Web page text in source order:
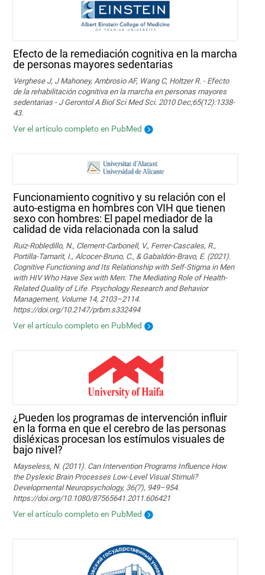
Efecto de la remediación cognitiva en la marcha
de personas mayores sedentarias
Verghese J, J Mahoney, Ambrosio AF, Wang C, Holtzer R. - Efecto
de la rehabilitación cognitiva en la marcha en personas mayores
sedentarias - J Gerontol A Biol Sci Med Sci. 2010 Dec;65(12):1338-
43.
Ver el artículo completo en PubMed
Funcionamiento cognitivo y su relación con el
auto-estigma en hombres con VIH que tienen
sexo con hombres: El papel mediador de la
calidad de vida relacionada con la salud
Ruiz-Robledillo, N., Clement-Carbonell, V., Ferrer-Cascales, R.,
Portilla-Tamarit, I., Alcocer-Bruno, C., & Gabaldón-Bravo, E. (2021).
Cognitive Functioning and Its Relationship with Self-Stigma in Men
with HIV Who Have Sex with Men: The Mediating Role of Health-
Related Quality of Life. Psychology Research and Behavior
Management, Volume 14, 2103–2114.
https://doi.org/10.2147/prbm.s332494
Ver el artículo completo en PubMed
¿Pueden los programas de intervención influir
en la forma en que el cerebro de las personas
disléxicas procesan los estímulos visuales de
bajo nivel?
Mayseless, N. (2011). Can Intervention Programs Influence How
the Dyslexic Brain Processes Low-Level Visual Stimuli?
Developmental Neuropsychology, 36(7), 949–954.
https://doi.org/10.1080/87565641.2011.606421
Ver el artículo completo en PubMed